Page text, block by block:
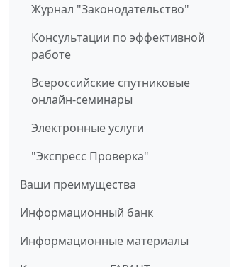
Журнал "Законодательство"
Консультации по эффективной
работе
Всероссийские спутниковые
онлайн-семинары
Электронные услуги
"Экспресс Проверка"
Ваши преимущества
Информационный банк
Информационные материалы